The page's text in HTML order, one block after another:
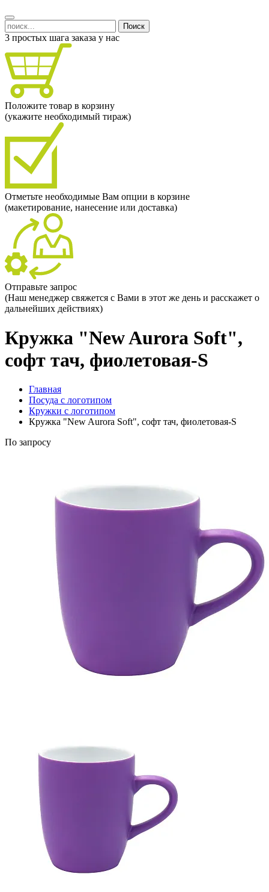
Поиск
3 простых шага заказа у нас
Положите товар в корзину
(укажите необходимый тираж)
Отметьте необходимые Вам опции в корзине
(макетирование, нанесение или доставка)
Отправьте запрос
(Наш менеджер свяжется с Вами в этот же день и расскажет о
дальнейших действиях)
Кружка "New Aurora Soft",
софт тач, фиолетовая-S
Главная
Посуда с логотипом
Кружки с логотипом
Кружка "New Aurora Soft", софт тач, фиолетовая-S
По запросу